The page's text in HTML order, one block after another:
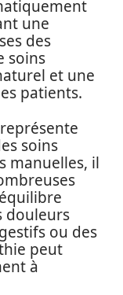
une
des
soins
et une
patients.
soins
manuelles, il
douleurs
ou des
peut
à